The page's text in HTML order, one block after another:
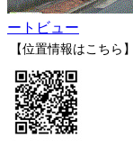
ートビュー
【位置情報はこちら】